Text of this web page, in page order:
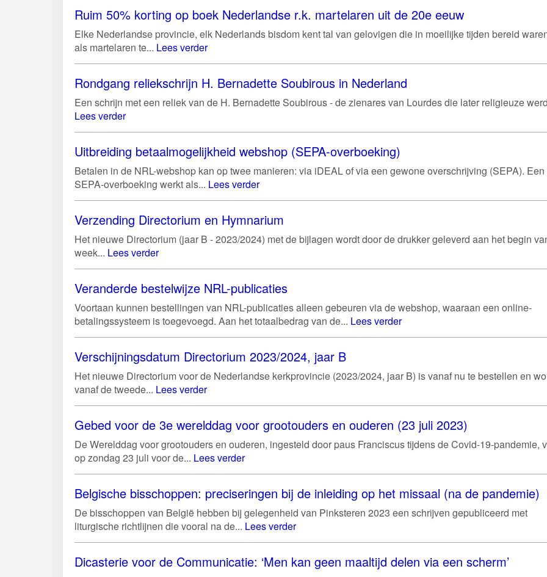
Ruim 50% korting op boek Nederlandse r.k. martelaren uit de 20e eeuw
Elke Nederlandse provincie, elk Nederlands bisdom kent tal van gelovigen die in moeilijke tijden bereid
als martelaren te... Lees verder
Rondgang reliekschrijn H. Bernadette Soubirous in Nederland
Een schrijn met een reliek van de H. Bernadette Soubirous - de zienares van Lourdes die later religieuze
Lees verder
Uitbreiding betaalmogelijkheid webshop (SEPA-overboeking)
Betalen in de NRL-webshop kan op twee manieren: via iDEAL of via een gewone overschrijving (SEPA). Een
SEPA-overboeking werkt als... Lees verder
Verzending Directorium en Hymnarium
Het nieuwe Directorium (jaar B - 2023/2024) met de bijlagen wordt door de drukker geleverd aan het begin
week... Lees verder
Veranderde bestelwijze NRL-publicaties
Voortaan kunnen bestellingen van NRL-publicaties alleen gebeuren via de webshop, waaraan een online-
betalingssysteem is toegevoegd. Aan het totaalbedrag van de... Lees verder
Verschijningsdatum Directorium 2023/2024, jaar B
Het nieuwe Directorium voor de Nederlandse kerkprovincie (2023/2024, jaar B) is vanaf nu te bestellen en
vanaf de tweede... Lees verder
Gebed voor de 3e werelddag voor grootouders en ouderen (23 juli 2023)
De Werelddag voor grootouders en ouderen, ingesteld door paus Franciscus tijdens de Covid-19-pandemie,
op zondag 23 juli voor de... Lees verder
Belgische bisschoppen: preciseringen bij de inleiding op het missaal (na de pandemie)
De bisschoppen van België hebben bij gelegenheid van Pinksteren 2023 een schrijven gepubliceerd met
liturgische richtlijnen die vooral na de... Lees verder
Dicasterie voor de Communicatie: ‘Men kan geen maaltijd delen via een scherm’